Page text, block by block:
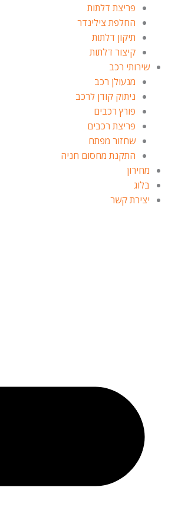
פריצת דלתות
החלפת צילינדר
תיקון דלתות
קיצור דלתות
שירותי רכב
מנעולן רכב
ניתוק קודן לרכב
פורץ רכבים
פריצת רכבים
שחזור מפתח
התקנת מחסום חניה
מחירון
בלוג
יצירת קשר